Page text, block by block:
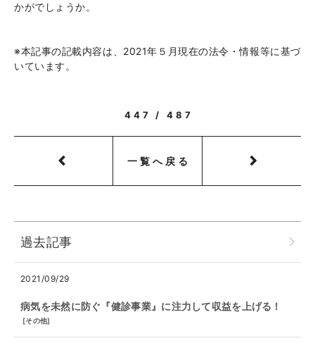
かがでしょうか。
※本記事の記載内容は、2021年５月現在の法令・情報等に基づ
いています。
447 / 487
一覧へ戻る
過去記事
2021/09/29
病気を未然に防ぐ『健診事業』に注力して収益を上げる！
[その他]